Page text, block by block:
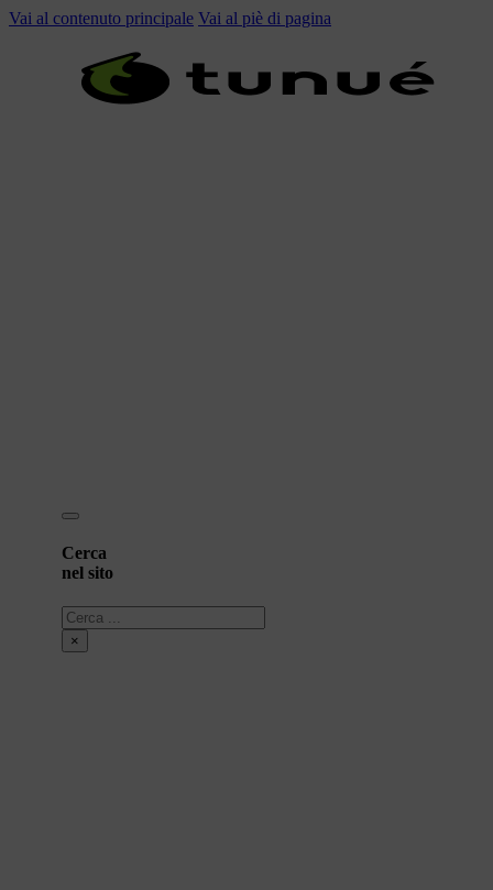
Vai al contenuto principale Vai al piè di pagina
Cerca
nel sito
Cerca
×